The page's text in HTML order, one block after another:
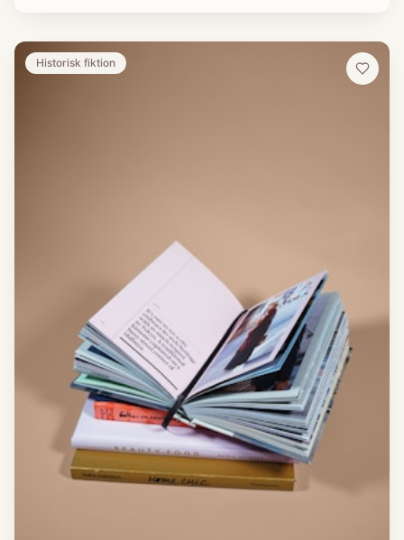
Historisk fiktion